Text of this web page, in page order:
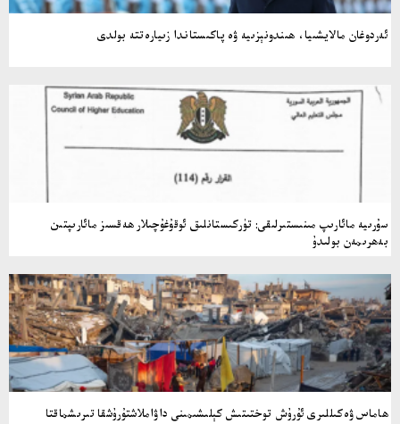
ئەردوغان مالايشىيا، ھىندونېزىيە ۋە پاكىستاندا زىيارەتتە بولدى
سۇرىيە مائارىپ مىنىستىرلىقى: تۈركىستانلىق ئوقۇغۇچىلار ھەقسىز مائارىپتىن
بەھرىمەن بولىدۇ
ھاماس ۋەكىللىرى ئۇرۇش توختىتىش كېلىشىمىنى داۋاملاشتۇرۇشقا تىرىشماقتا